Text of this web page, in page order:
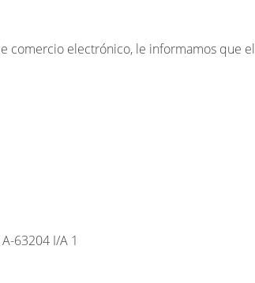
comercio electrónico, le informamos que el
63204 I/A 1